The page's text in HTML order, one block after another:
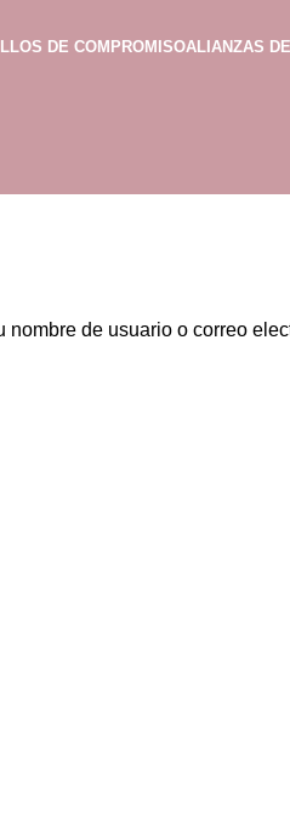
DE COMPROMISOALIANZAS
nombre de usuario o correo